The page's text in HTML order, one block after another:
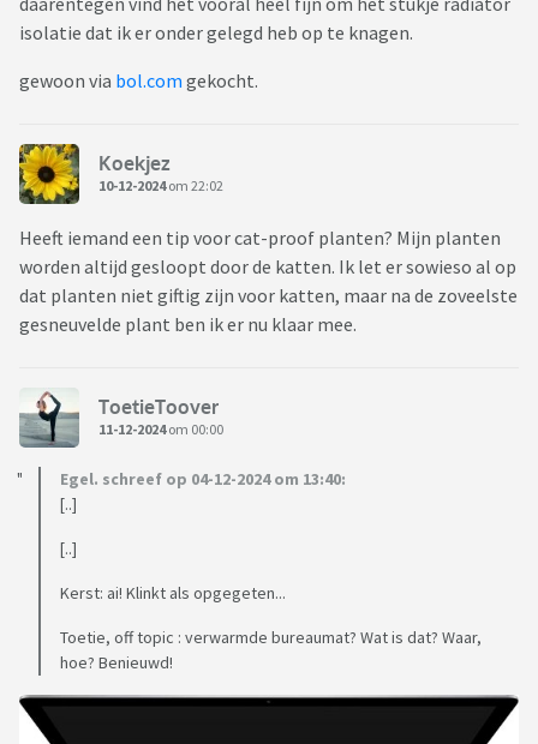
isolatie dat ik er onder gelegd heb op te knagen.
gewoon via bol.com gekocht.
Koekjez
10-12-2024om 22:02
Heeft iemand een tip voor cat-proof planten? Mijn planten
worden altijd gesloopt door de katten. Ik let er sowieso al op
dat planten niet giftig zijn voor katten, maar na de zoveelste
gesneuvelde plant ben ik er nu klaar mee.
ToetieToover
11-12-2024om 00:00
Egel. schreef op 04-12-2024 om 13:40:
[..]
[..]
Kerst: ai! Klinkt als opgegeten...
Toetie, off topic : verwarmde bureaumat? Wat is dat? Waar,
hoe? Benieuwd!